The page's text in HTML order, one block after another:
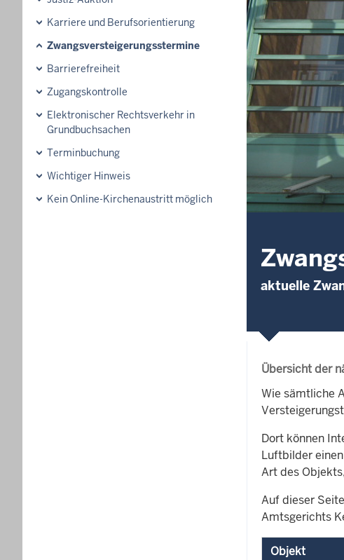
Karriere und Berufsorientierung
Zwangsversteigerungsstermine
Barrierefreiheit
Zugangskontrolle
Elektronischer Rechtsverkehr in
Grundbuchsachen
Terminbuchung
Wichtiger Hinweis
Kein Online-Kirchenaustritt möglich
aktuelle
Übersicht der
Wie sämtliche
Dort können
Luftbilder
Art des
Auf dieser
Amtsgerichts
Objekt